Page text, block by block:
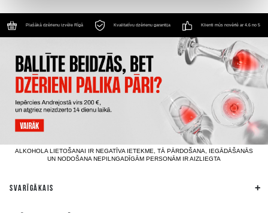
Plašākā dzērienu izvēle Rīgā Kvalitatīvu dzērienu garantija Klienti mūs novērtē ar 4.6 no 5
ALKOHOLA LIETOŠANAI IR NEGATĪVA IETEKME, TĀ PĀRDOŠANA, IEGĀDĀŠANĀS
UN NODOŠANA NEPILNGADĪGĀM PERSONĀM IR AIZLIEGTA
SVARĪGĀKAIS